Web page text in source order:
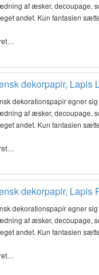
af æsker, decoupage,
andet. Kun fantasien
dekorpapir, Lapis
dekorationspapir egner
af æsker, decoupage,
andet. Kun fantasien
dekorpapir, Lapis
dekorationspapir egner
af æsker, decoupage,
andet. Kun fantasien